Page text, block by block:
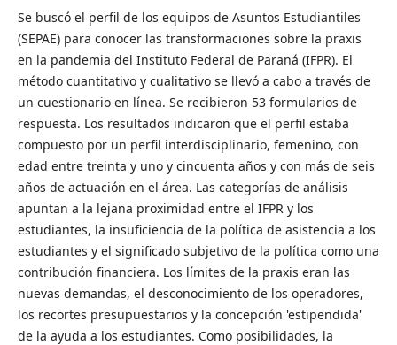
Se buscó el perfil de los equipos de Asuntos Estudiantiles
(SEPAE) para conocer las transformaciones sobre la praxis
en la pandemia del Instituto Federal de Paraná (IFPR). El
método cuantitativo y cualitativo se llevó a cabo a través de
un cuestionario en línea. Se recibieron 53 formularios de
respuesta. Los resultados indicaron que el perfil estaba
compuesto por un perfil interdisciplinario, femenino, con
edad entre treinta y uno y cincuenta años y con más de seis
años de actuación en el área. Las categorías de análisis
apuntan a la lejana proximidad entre el IFPR y los
estudiantes, la insuficiencia de la política de asistencia a los
estudiantes y el significado subjetivo de la política como una
contribución financiera. Los límites de la praxis eran las
nuevas demandas, el desconocimiento de los operadores,
los recortes presupuestarios y la concepción 'estipendida'
de la ayuda a los estudiantes. Como posibilidades, la